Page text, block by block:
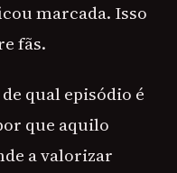
marcada. Isso
fãs.
qual episódio é
que aquilo
a valorizar